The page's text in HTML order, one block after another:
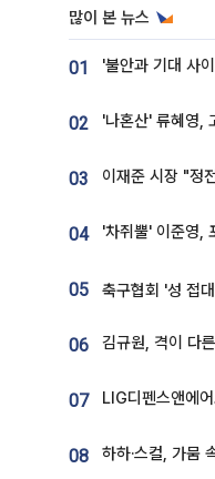
많이 본 뉴스
01
02
03
04
05
06
07
08